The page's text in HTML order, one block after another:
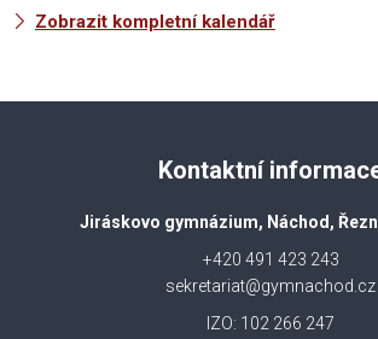
Zobrazit kompletní kalendář
Kontaktní
Jiráskovo gymnázium, Náchod,
+420 491 423 243
sekretariat@gymnachod.cz
IZO: 102 266 247